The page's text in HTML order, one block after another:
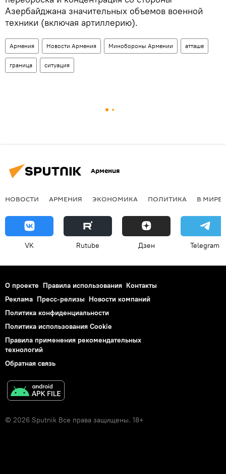
Азербайджана значительных объемов военной
техники (включая артиллерию).
Армения Новости Армения Минобороны Армении атташе
граница ситуация
Армения
НОВОСТИ АРМЕНИЯ ЭКОНОМИКА ПОЛИТИКА В МИРЕ
VK Rutube Дзен Telegram
О проекте Правила использования Контакты
Реклама Пресс-релизы Новости компаний
Политика конфиденциальности
Политика использования Cookie
Правила применения рекомендательных
технологий
Обратная связь
© 2026 Sputnik Все права защищены. 18+